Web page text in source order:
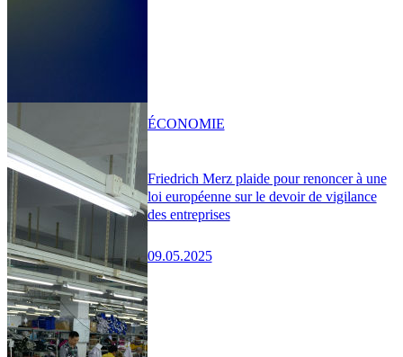
Friedrich Merz plaide pour renoncer à une
loi européenne sur le devoir de vigilance
des entreprises
09.05.2025
ÉCONOMIE